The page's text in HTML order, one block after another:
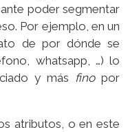
poder segmentar
Por ejemplo, en un
de por dónde se
whatsapp, …) lo
y más finopor
atributos, o en este